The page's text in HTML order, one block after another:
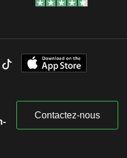
Contactez-nous